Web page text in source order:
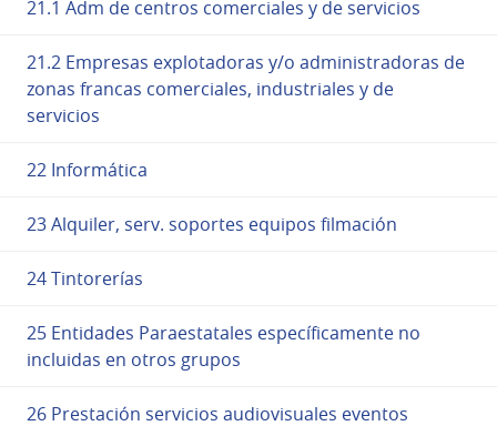
21.1 Adm de centros comerciales y de servicios
21.2 Empresas explotadoras y/o administradoras de
zonas francas comerciales, industriales y de
servicios
22 Informática
23 Alquiler, serv. soportes equipos filmación
24 Tintorerías
25 Entidades Paraestatales específicamente no
incluidas en otros grupos
26 Prestación servicios audiovisuales eventos